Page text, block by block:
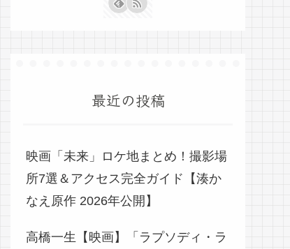
最近の投稿
映画「未来」ロケ地まとめ！撮影場
所7選＆アクセス完全ガイド【湊か
なえ原作 2026年公開】
高橋一生【映画】「ラプソディ・ラ